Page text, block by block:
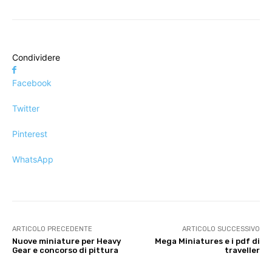
Condividere
Facebook
Twitter
Pinterest
WhatsApp
ARTICOLO PRECEDENTE
Nuove miniature per Heavy
Gear e concorso di pittura
ARTICOLO SUCCESSIVO
Mega Miniatures e i pdf di
traveller